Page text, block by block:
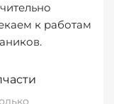
к работам